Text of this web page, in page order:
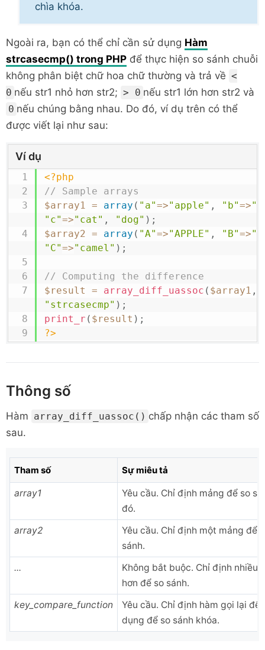
chìa khóa.
Ngoài ra, bạn có thể chỉ cần sử dụng Hàm
strcasecmp() trong PHP để thực hiện so sánh chuỗi
không phân biệt chữ hoa chữ thường và trả về <
0 nếu str1 nhỏ hơn str2; > 0 nếu str1 lớn hơn str2 và
0 nếu chúng bằng nhau. Do đó, ví dụ trên có thể
được viết lại như sau:
Ví dụ
<?php
// Sample arrays
$array1 = array ( "a"=>"apple" , "b"=>
"c"=>"cat" , "dog" ) ;
$array2 = array ( "A"=>"APPLE" , "B"=>
"C"=>"camel" ) ;
// Computing the difference
$result
= array_diff_uassoc ( $array1 ,
"strcasecmp" ) ;
print_r ( $result ) ;
?>
Thông số
Hàm array_diff_uassoc() chấp nhận các tham số
sau.
Tham số Sự miêu tả
array1
Yêu cầu. Chỉ định mảng để so
đó.
array2
Yêu cầu. Chỉ định một mảng để
sánh.
...
Không bắt buộc. Chỉ định nhiều
hơn để so sánh.
key_compare_function
Yêu cầu. Chỉ định hàm gọi lại để
dụng để so sánh khóa.